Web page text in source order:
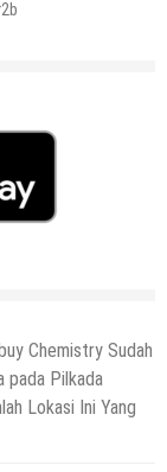
Chemistry Sudah
pada Pilkada
Lokasi Ini Yang